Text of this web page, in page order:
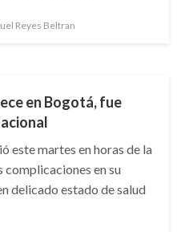
Reyes Beltran
en Bogotá, fue
este martes en horas de la
complicaciones en su
delicado estado de salud